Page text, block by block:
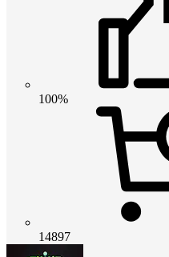
100%
14897